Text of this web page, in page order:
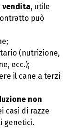
vendita, utile
può
(nutrizione,
ecc.);
il cane a terzi
non
casi di razze
genetici.